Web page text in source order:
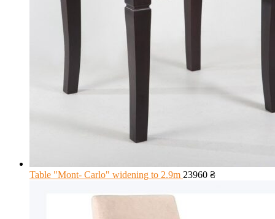
Table "Mont- Carlo" widening to 2.9m 23960 ₴